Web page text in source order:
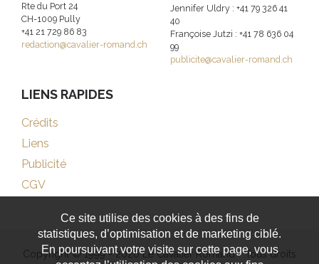
Rte du Port 24
CH-1009 Pully
+41 21 729 86 83
redaction@cavalier-romand.ch
Jennifer Uldry : +41 79 326 41
40
Françoise Jutzi : +41 78 636 04
99
publicite@cavalier-romand.ch
LIENS RAPIDES
Crédits
Liens
Publicité
CGV
Copyright © 1999 - 2026 Le Cavalier Romand - Tous droits
Ce site utilise des cookies à des fins de
statistiques, d’optimisation et de marketing ciblé.
En poursuivant votre visite sur cette page, vous